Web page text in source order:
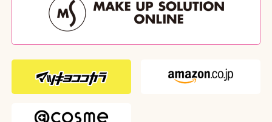
にかけずに、髪に整髪料をなじませてからコーミングするよ
うにしてください。●コームに整髪料が付いたり、汚れた時
は、中性洗剤を溶かしたぬるま湯で洗い、よくすすいだ後水
気をきり、十分に陰干しをし、完全に乾かしてください。●
パーマ液・カラーリング剤・脱色剤等を一緒にご使用になら
ないでください。●ご使用後は通気性のよい所で清潔に保管
してください。●お子様の手の届かない所に保管してくださ
い。
外装サイズ （W×D×H（mm））
原産国
日本
発売元
株式会社シャンティ